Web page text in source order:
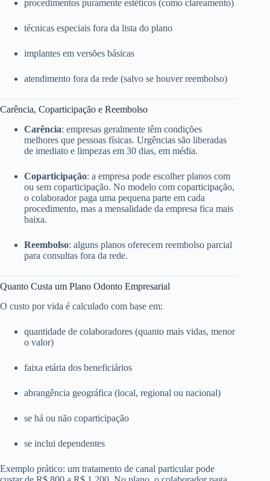
procedimentos puramente estéticos (como clareamento)
técnicas especiais fora da lista do plano
implantes em versões básicas
atendimento fora da rede (salvo se houver reembolso)
Carência, Coparticipação e Reembolso
Carência: empresas geralmente têm condições
melhores que pessoas físicas. Urgências são liberadas
de imediato e limpezas em 30 dias, em média.
Coparticipação: a empresa pode escolher planos com
ou sem coparticipação. No modelo com coparticipação,
o colaborador paga uma pequena parte em cada
procedimento, mas a mensalidade da empresa fica mais
baixa.
Reembolso: alguns planos oferecem reembolso parcial
para consultas fora da rede.
Quanto Custa um Plano Odonto Empresarial
O custo por vida é calculado com base em:
quantidade de colaboradores (quanto mais vidas, menor
o valor)
faixa etária dos beneficiários
abrangência geográfica (local, regional ou nacional)
se há ou não coparticipação
se inclui dependentes
Exemplo prático: um tratamento de canal particular pode